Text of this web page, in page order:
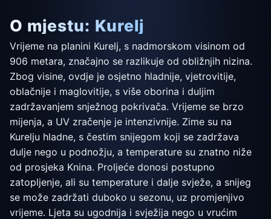
O mjestu: Kurelj
Vrijeme na planini Kurelj, s nadmorskom visinom od
906 metara, značajno se razlikuje od obližnjih nizina.
Zbog visine, ovdje je osjetno hladnije, vjetrovitije,
oblačnije i maglovitije, s više oborina i duljim
zadržavanjem snježnog pokrivača. Vrijeme se brzo
mijenja, a UV zračenje je intenzivnije. Zime su na
Kurelju hladne, s čestim snijegom koji se zadržava
dulje nego u podnožju, a temperature su znatno niže
od prosjeka Knina. Proljeće donosi postupno
zatopljenje, ali su temperature i dalje svježe, a snijeg
se može zadržati duboko u sezonu, uz promjenjivo
vrijeme. Ljeta su ugodnija i svježija nego u vrućim